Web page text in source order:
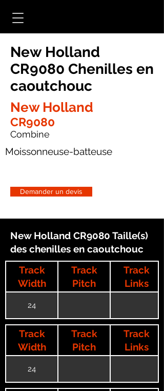
New Holland
CR9080 Chenilles en
caoutchouc
New Holland
CR9080
Combine
Moissonneuse-batteuse
Demander un devis
New Holland CR9080 Taille(s)
des chenilles en caoutchouc
Track
Width
Track
Pitch
Track
Links
24
Track
Width
Track
Pitch
Track
Links
24